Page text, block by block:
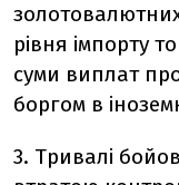
рівня імпорту
суми виплат
боргом в
3. Тривалі